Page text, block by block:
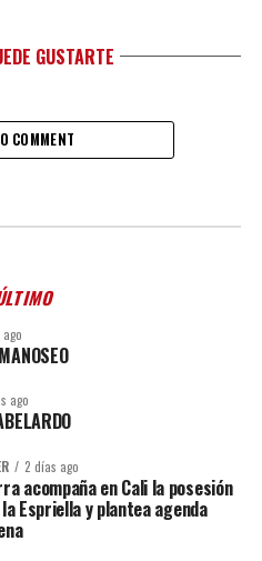
GUSTARTE
COMMENT
ago
2 días ago
acompaña en Cali la posesión
Espriella y plantea agenda